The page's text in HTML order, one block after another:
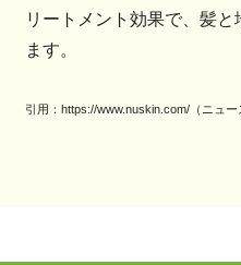
リートメント効果で、髪
ます。
引用：https://www.nuskin.com/（ニュー